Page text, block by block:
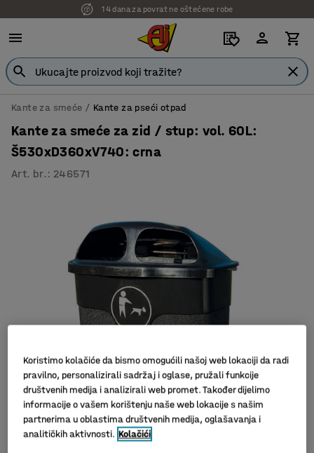
14 dana za povrat ne oštećene robe
7 godina garancije
Kante za smeće Kante za pseći otpad
Kante za smeće za zid / stup: vol. 60L:
Š530xD360xV740: crna
Art. br. : 246571
Koristimo kolačiće da bismo omogućili našoj web lokaciji da radi
pravilno, personalizirali sadržaj i oglase, pružali funkcije
društvenih medija i analizirali web promet. Također dijelimo
informacije o vašem korištenju naše web lokacije s našim
partnerima u oblastima društvenih medija, oglašavanja i
analitičkih aktivnosti. Kolačići